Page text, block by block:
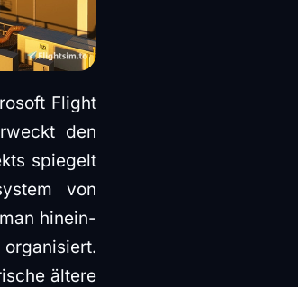
Flight
den
spiegelt
von
hinein-
ältere